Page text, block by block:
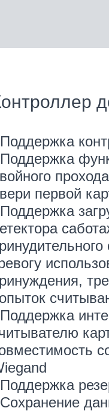
Поддержка
Поддержка
первой
Поддержка
Поддержка
Поддержка
Сохранение